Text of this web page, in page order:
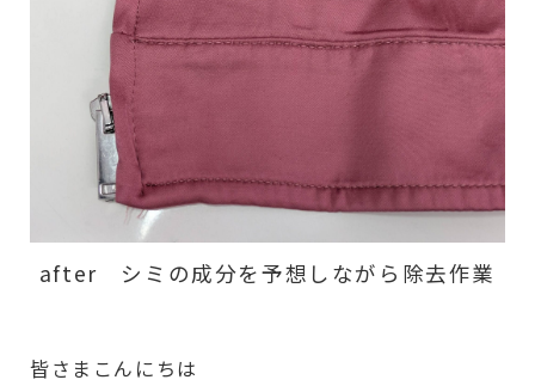
after シミの成分を予想しながら除去作業
皆さまこんにちは